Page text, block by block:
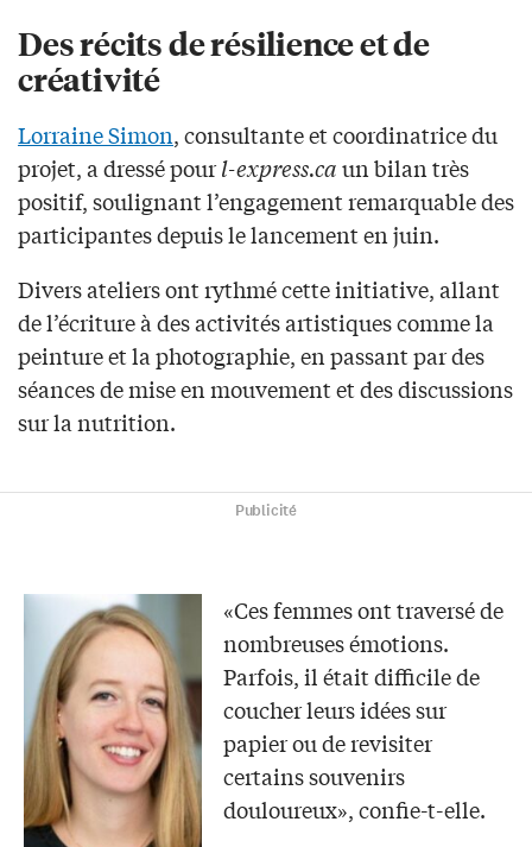
Des récits de résilience et de
créativité
Lorraine Simon, consultante et coordinatrice du
projet, a dressé pourl-express.caun bilan très
positif, soulignant l’engagement remarquable des
participantes depuis le lancement en juin.
Divers ateliers ont rythmé cette initiative, allant
de l’écriture à des activités artistiques comme la
peinture et la photographie, en passant par des
séances de mise en mouvement et des discussions
sur la nutrition.
Publicité
«Ces femmes ont traversé de
nombreuses émotions.
Parfois, il était difficile de
coucher leurs idées sur
papier ou de revisiter
certains souvenirs
douloureux», confie-t-elle.